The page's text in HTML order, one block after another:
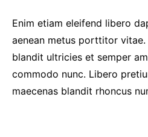
Enim etiam eleifend libero
aenean metus porttitor vitae.
blandit ultricies et semper
commodo nunc. Libero
maecenas blandit rhoncus